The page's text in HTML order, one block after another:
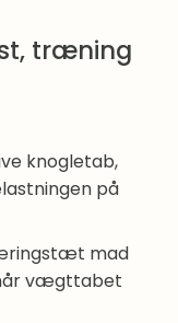
træning
knogletab,
på
mad
vægttabet